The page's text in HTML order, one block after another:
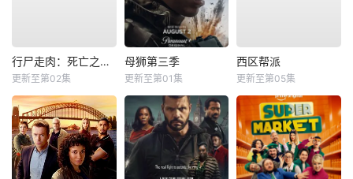
行尸走肉：死亡之城第三季
更新至第02集
母狮第三季
更新至第01集
西区帮派
更新至第05集